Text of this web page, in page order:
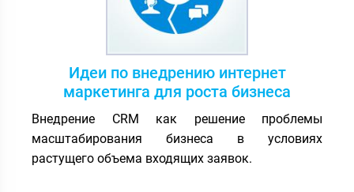
Идеи по внедрению интернет
маркетинга для роста бизнеса
Внедрение CRM как решение проблемы
масштабирования бизнеса в условиях
растущего объема входящих заявок.